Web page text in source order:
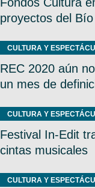
proyectos del
CULTURA Y
REC 2020 aún
un mes de
CULTURA Y
Festival In-Edit
cintas musicales
CULTURA Y